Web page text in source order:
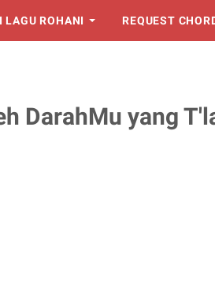
LAGU ROHANI REQUEST
DarahMu yang